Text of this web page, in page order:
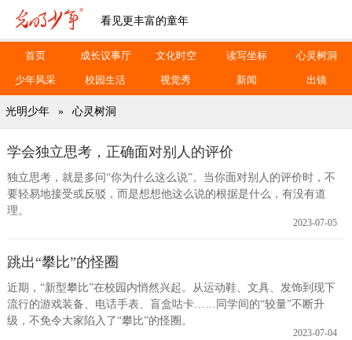
看见更丰富的童年
首页 成长议事厅 文化时空 读写坐标 心灵树洞
少年风采 校园生活 视觉秀 新闻 出镜
光明少年 » 心灵树洞
学会独立思考，正确面对别人的评价
独立思考，就是多问“你为什么这么说”。当你面对别人的评价时，不
要轻易地接受或反驳，而是想想他这么说的根据是什么，有没有道
理。
2023-07-05
跳出“攀比”的怪圈
近期，“新型攀比”在校园内悄然兴起。从运动鞋、文具、发饰到现下
流行的游戏装备、电话手表、盲盒咕卡……同学间的“较量”不断升
级，不免令大家陷入了“攀比”的怪圈。
2023-07-04